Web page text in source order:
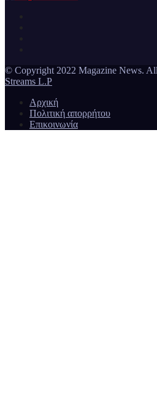
© Copyright 2022 Magazine News.
Streams L.P
Αρχική
Πολιτική απορρήτου
Επικοινωνία